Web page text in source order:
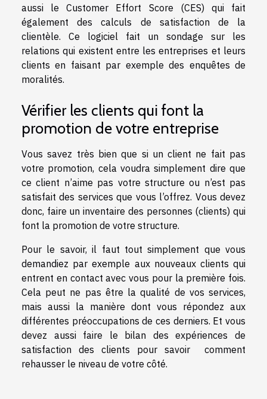
aussi le Customer Effort Score (CES) qui fait
également des calculs de satisfaction de la
clientèle. Ce logiciel fait un sondage sur les
relations qui existent entre les entreprises et leurs
clients en faisant par exemple des enquêtes de
moralités.
Vérifier les clients qui font la
promotion de votre entreprise
Vous savez très bien que si un client ne fait pas
votre promotion, cela voudra simplement dire que
ce client n’aime pas votre structure ou n’est pas
satisfait des services que vous l’offrez. Vous devez
donc, faire un inventaire des personnes (clients) qui
font la promotion de votre structure.
Pour le savoir, il faut tout simplement que vous
demandiez par exemple aux nouveaux clients qui
entrent en contact avec vous pour la première fois.
Cela peut ne pas être la qualité de vos services,
mais aussi la manière dont vous répondez aux
différentes préoccupations de ces derniers. Et vous
devez aussi faire le bilan des expériences de
satisfaction des clients pour savoir comment
rehausser le niveau de votre côté.